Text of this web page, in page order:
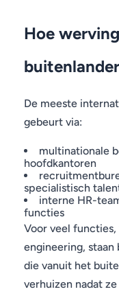
Hoe
De meeste
gebeurt via:
multinationale
hoofdkantoren
specialistisch
interne HR-
functies
Voor veel
engineering, staan
die vanuit het
verhuizen nadat